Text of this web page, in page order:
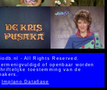
- All Rights Reserved.
of openbaar worden
toestemming van de